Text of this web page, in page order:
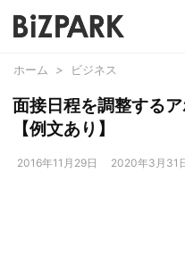
ホーム > ビジネス
面接日程を調整する
【例文あり】
2016年11月29日 2020年3月31